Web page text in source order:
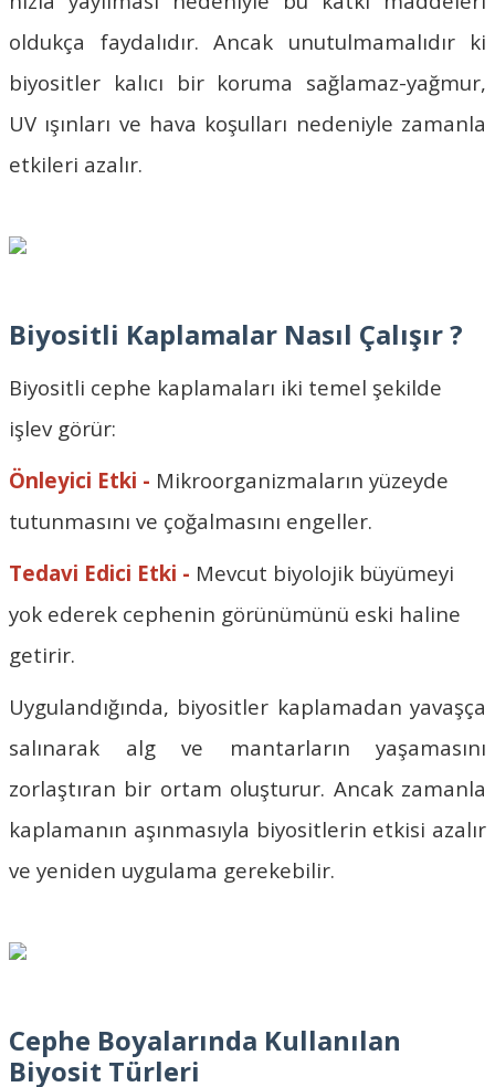
oldukça faydalıdır. Ancak unutulmamalıdır ki
biyositler kalıcı bir koruma sağlamaz-yağmur,
UV ışınları ve hava koşulları nedeniyle zamanla
etkileri azalır.
Biyositli Kaplamalar Nasıl Çalışır ?
Biyositli cephe kaplamaları iki temel şekilde
işlev görür:
Önleyici Etki - Mikroorganizmaların yüzeyde
tutunmasını ve çoğalmasını engeller.
Tedavi Edici Etki - Mevcut biyolojik büyümeyi
yok ederek cephenin görünümünü eski haline
getirir.
Uygulandığında, biyositler kaplamadan yavaşça
salınarak alg ve mantarların yaşamasını
zorlaştıran bir ortam oluşturur. Ancak zamanla
kaplamanın aşınmasıyla biyositlerin etkisi azalır
ve yeniden uygulama gerekebilir.
Cephe Boyalarında Kullanılan
Biyosit Türleri